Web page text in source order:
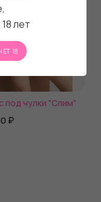
под чулки "Слим"
₽
лет
18